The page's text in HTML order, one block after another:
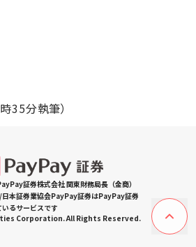
35分執筆）
証券株式会社 関東財務局長（金商）
本証券業協会PayPay証券はPayPay証券
るサービスです
Corporation. All Rights Reserved.